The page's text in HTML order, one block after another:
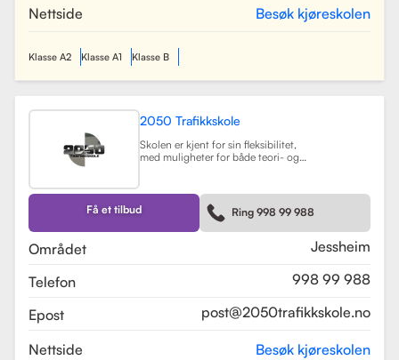
gjøre prosessen med å ta førerkort
både enkel og trygg for alle elever.
Nettside Besøk kjøreskolen
Klasse A2 Klasse A1 Klasse B
2050 Trafikkskole
Skolen er kjent for sin fleksibilitet,
med muligheter for både teori- og
undervisningsmetoder og et
engasjert team, har 2050
Trafikkskole som mål å hjelpe elever
med å bli trygge og kompetente
Få et tilbud Ring 998 99 988
Området
Jessheim
Telefon
998 99 988
Epost
post@2050trafikkskole.no
Nettside Besøk kjøreskolen